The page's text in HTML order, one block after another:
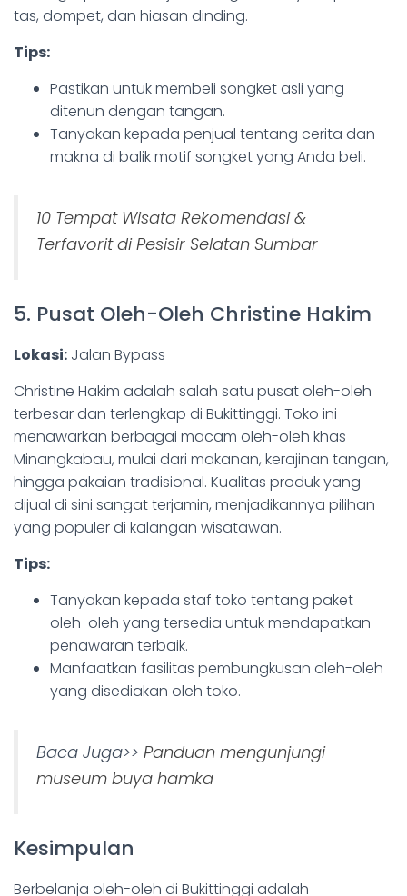
tas, dompet, dan hiasan dinding.
Tips:
Pastikan untuk membeli songket asli yang
ditenun dengan tangan.
Tanyakan kepada penjual tentang cerita dan
makna di balik motif songket yang Anda beli.
10 Tempat Wisata Rekomendasi &
Terfavorit di Pesisir Selatan Sumbar
5. Pusat Oleh-Oleh Christine Hakim
Lokasi: Jalan Bypass
Christine Hakim adalah salah satu pusat oleh-oleh
terbesar dan terlengkap di Bukittinggi. Toko ini
menawarkan berbagai macam oleh-oleh khas
Minangkabau, mulai dari makanan, kerajinan tangan,
hingga pakaian tradisional. Kualitas produk yang
dijual di sini sangat terjamin, menjadikannya pilihan
yang populer di kalangan wisatawan.
Tips:
Tanyakan kepada staf toko tentang paket
oleh-oleh yang tersedia untuk mendapatkan
penawaran terbaik.
Manfaatkan fasilitas pembungkusan oleh-oleh
yang disediakan oleh toko.
Baca Juga>> Panduan mengunjungi
museum buya hamka
Kesimpulan
Berbelanja oleh-oleh di Bukittinggi adalah